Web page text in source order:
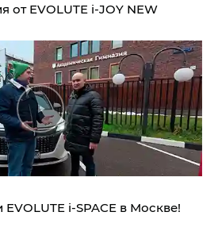
от EVOLUTE i‑JOY NEW
i‑SPACE в Москве!